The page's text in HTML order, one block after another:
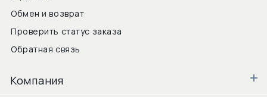
Обмен и возврат
Проверить статус заказа
Обратная связь
Компания